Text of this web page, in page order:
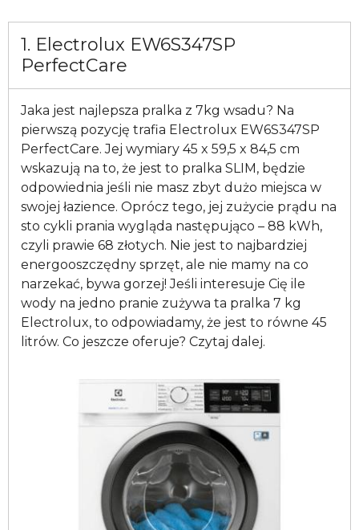
1. Electrolux EW6S347SP
PerfectCare
Jaka jest najlepsza pralka z 7kg wsadu? Na
pierwszą pozycję trafia Electrolux EW6S347SP
PerfectCare. Jej wymiary 45 x 59,5 x 84,5 cm
wskazują na to, że jest to pralka SLIM, będzie
odpowiednia jeśli nie masz zbyt dużo miejsca w
swojej łazience. Oprócz tego, jej zużycie prądu na
sto cykli prania wygląda następująco – 88 kWh,
czyli prawie 68 złotych. Nie jest to najbardziej
energooszczędny sprzęt, ale nie mamy na co
narzekać, bywa gorzej! Jeśli interesuje Cię ile
wody na jedno pranie zużywa ta pralka 7 kg
Electrolux, to odpowiadamy, że jest to równe 45
litrów. Co jeszcze oferuje? Czytaj dalej.